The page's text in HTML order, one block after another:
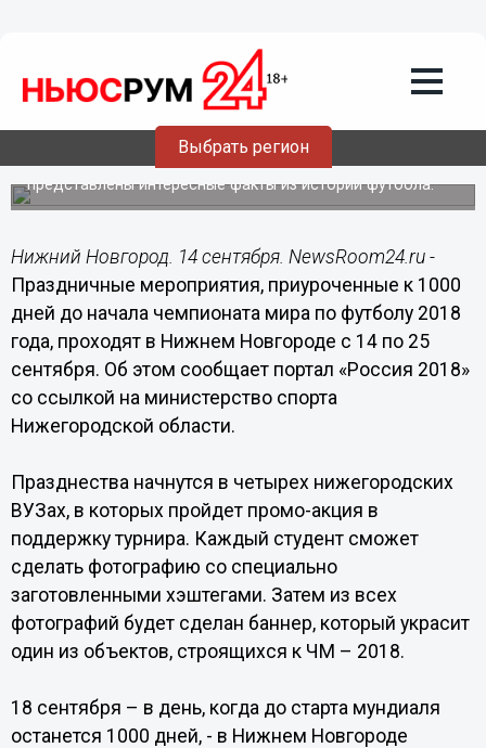
Выбрать регион
Праздничные мероприятия,
приуроченные к 1000 дней до начала
ЧМ-2018, проходят в Нижнем
Новгороде с 14 сентября
На фотовыставке на Большой Покровской нижегородцы
представлены интересные факты из истории футбола.
Нижний Новгород. 14 сентября. NewsRoom24.ru -
Праздничные мероприятия, приуроченные к 1000
дней до начала чемпионата мира по футболу 2018
года, проходят в Нижнем Новгороде с 14 по 25
сентября. Об этом сообщает портал «Россия 2018»
со ссылкой на министерство спорта
Нижегородской области.
Празднества начнутся в четырех нижегородских
ВУЗах, в которых пройдет промо-акция в
поддержку турнира. Каждый студент сможет
сделать фотографию со специально
заготовленными хэштегами. Затем из всех
фотографий будет сделан баннер, который украсит
один из объектов, строящихся к ЧМ – 2018.
18 сентября – в день, когда до старта мундиаля
останется 1000 дней, - в Нижнем Новгороде